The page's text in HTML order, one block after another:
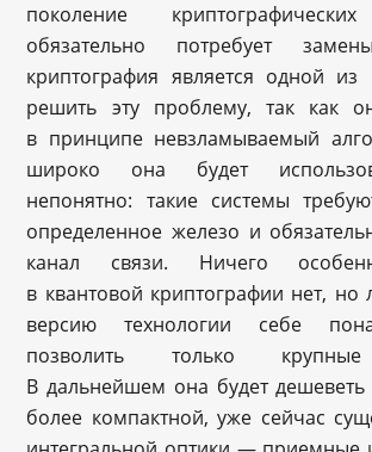
поколение
обязательно потребует
криптография является одной из
решить эту проблему, так как
в принципе невзламываемый
широко она будет
непонятно: такие системы
определенное железо и
канал связи. Ничего
в квантовой криптографии нет,
версию технологии себе
позволить только
В дальнейшем она будет дешеветь
более компактной, уже сейчас